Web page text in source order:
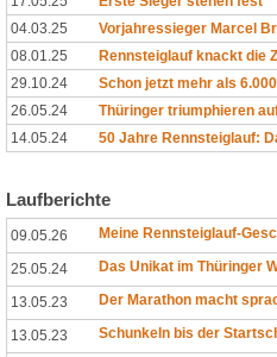
04.03.25
Vorjahressieger Marcel
08.01.25
Rennsteiglauf knackt die
29.10.24
Schon jetzt mehr als
26.05.24
Thüringer triumphieren
14.05.24
50 Jahre Rennsteiglauf:
Laufberichte
09.05.26 Meine Rennsteiglauf-
25.05.24 Das Unikat im Thüringer
13.05.23 Der Marathon macht
13.05.23 Schunkeln bis der